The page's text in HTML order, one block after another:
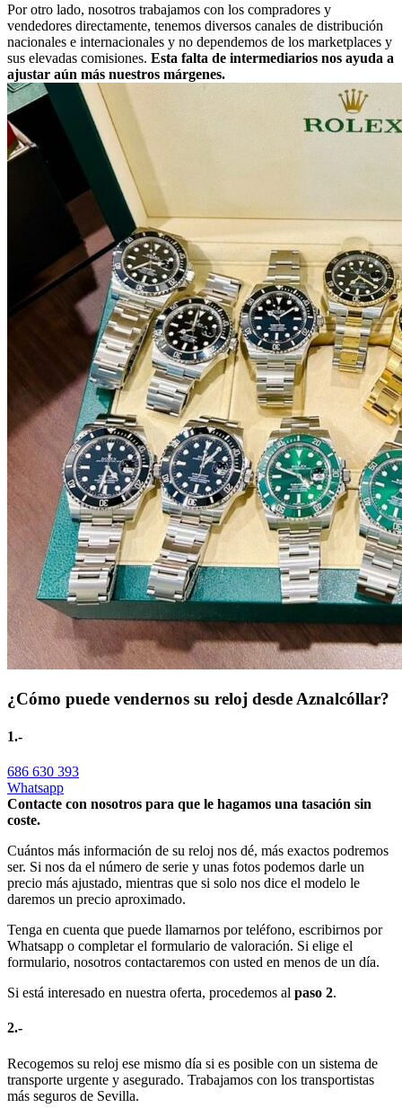
Por otro lado, nosotros trabajamos con los compradores y
vendedores directamente, tenemos diversos canales de distribución
nacionales e internacionales y no dependemos de los marketplaces y
sus elevadas comisiones. Esta falta de intermediarios nos ayuda a
ajustar aún más nuestros márgenes.
¿Cómo puede vendernos su reloj desde Aznalcóllar?
1.-
686 630 393
Whatsapp
Contacte con nosotros para que le hagamos una tasación sin
coste.
Cuántos más información de su reloj nos dé, más exactos podremos
ser. Si nos da el número de serie y unas fotos podemos darle un
precio más ajustado, mientras que si solo nos dice el modelo le
daremos un precio aproximado.
Tenga en cuenta que puede llamarnos por teléfono, escribirnos por
Whatsapp o completar el formulario de valoración. Si elige el
formulario, nosotros contactaremos con usted en menos de un día.
Si está interesado en nuestra oferta, procedemos al paso 2.
2.-
Recogemos su reloj ese mismo día si es posible con un sistema de
transporte urgente y asegurado. Trabajamos con los transportistas
más seguros de Sevilla.